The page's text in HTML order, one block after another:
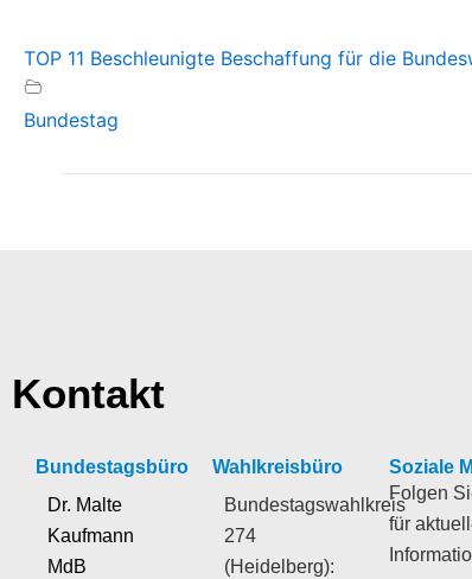
TOP 11 Beschleunigte Beschaffung für die
Bundestag
Kontakt
Bundestagsbüro
Dr. Malte
Kaufmann
MdB
Wahlkreisbüro
Bundestagswahlkreis
274
(Heidelberg):
Soziale
Folgen
für